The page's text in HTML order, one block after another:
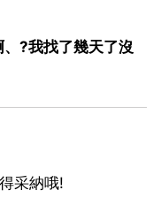
?我找了幾天了沒
采納哦!